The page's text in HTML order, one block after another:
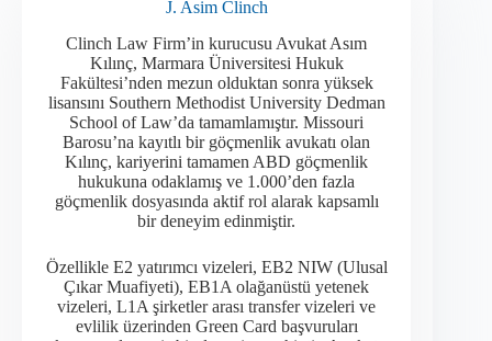
J. Asim Clinch
Clinch Law Firm’in kurucusu Avukat Asım
Kılınç, Marmara Üniversitesi Hukuk
Fakültesi’nden mezun olduktan sonra yüksek
lisansını Southern Methodist University Dedman
School of Law’da tamamlamıştır. Missouri
Barosu’na kayıtlı bir göçmenlik avukatı olan
Kılınç, kariyerini tamamen ABD göçmenlik
hukukuna odaklamış ve 1.000’den fazla
göçmenlik dosyasında aktif rol alarak kapsamlı
bir deneyim edinmiştir.​
Özellikle E2 yatırımcı vizeleri, EB2 NIW (Ulusal
Çıkar Muafiyeti), EB1A olağanüstü yetenek
vizeleri, L1A şirketler arası transfer vizeleri ve
evlilik üzerinden Green Card başvuruları